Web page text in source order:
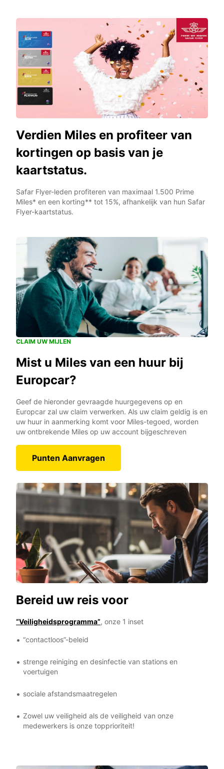
Verdien Miles en profiteer van
kortingen op basis van je
kaartstatus.
Safar Flyer-leden profiteren van maximaal 1.500 Prime
Miles* en een korting** tot 15%, afhankelijk van hun Safar
Flyer-kaartstatus.
CLAIM UW MIJLEN
Mist u Miles van een huur bij
Europcar?
Geef de hieronder gevraagde huurgegevens op en
Europcar zal uw claim verwerken. Als uw claim geldig is en
uw huur in aanmerking komt voor Miles-tegoed, worden
uw ontbrekende Miles op uw account bijgeschreven
Punten Aanvragen
Bereid uw reis voor
“Veiligheidsprogramma”, onze 1 inset
“contactloos”-beleid
strenge reiniging en desinfectie van stations en
voertuigen
sociale afstandsmaatregelen
Zowel uw veiligheid als de veiligheid van onze
medewerkers is onze topprioriteit!